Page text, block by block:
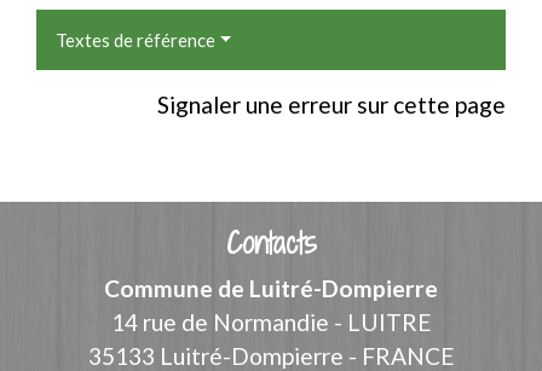
Textes de référence
Signaler une erreur sur cette page
Contacts
Commune de Luitré-Dompierre
14 rue de Normandie - LUITRE
35133 Luitré-Dompierre - FRANCE